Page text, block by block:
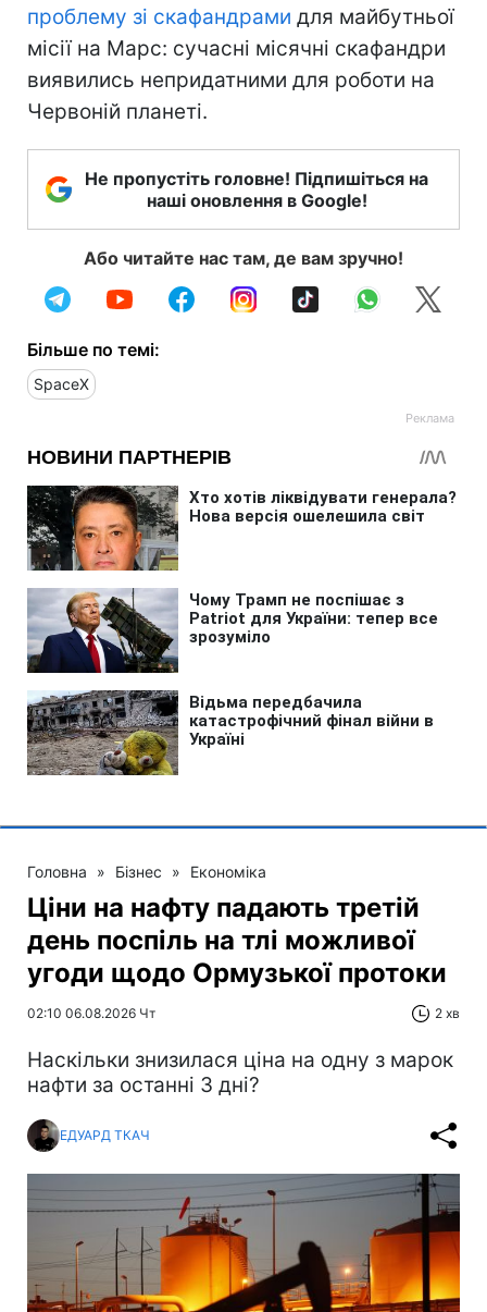
проблему зі скафандрами для майбутньої
місії на Марс: сучасні місячні скафандри
виявились непридатними для роботи на
Червоній планеті.
Не пропустіть головне! Підпишіться на
наші оновлення в Google!
Або читайте нас там, де вам зручно!
Більше по темі:
SpaceX
Головна » Бізнес » Економіка
Ціни на нафту падають третій
день поспіль на тлі можливої
угоди щодо Ормузької протоки
02:10 06.08.2026 Чт 2 хв
Наскільки знизилася ціна на одну з марок
нафти за останні 3 дні?
ЕДУАРД ТКАЧ